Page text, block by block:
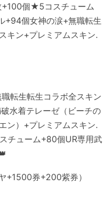
個★5コスチューム
+94個女神の涙+無職転生
キン+プレミアムスキン.
転生転生コラボ全スキン
水着テレーゼ（ビーチの
ン）+プレミアムスキン.
チューム+80個UR専用武
+1500券+200紫券）